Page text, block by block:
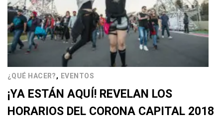
¿QUÉ HACER?, EVENTOS
¡YA ESTÁN AQUÍ! REVELAN LOS
HORARIOS DEL CORONA CAPITAL 2018